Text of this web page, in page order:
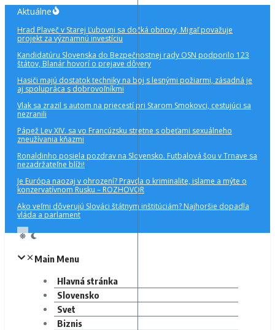
Preskočiť
obsah
Aktuálne
Hrad Plaveč v Starej Ľubovni sa dočká obnovy, Migaľ považuje
projekt za významnú investíciu
Kandidatúru Slovenska do Bezpečnostnej rady OSN podporilo 123
štátov, Blanár hovorí o prejave dôvery
Hasiči majú dostatok techniky na boj s lesnými požiarmi, zásadná je
aj spolupráca s dobrovoľníkmi
Vlak sa zrazil s autom na priecestí pri Starom Smokovci, cestujúci sa
nezranili
Pápež Lev XIV. sa vo Francúzsku stretne s obeťami sexuálneho
zneužívania kňazmi
Ronaldinho posiela pozdrav na Slovensko. Futbalová šou v Trnave sa
nezadržateľne blíži!
Je Európa naozaj v ohrození? Pravda o kriminalite, islame a mýte o
konzervatívnom Rusku – ROZHOVOR
Ako veľmi dôverujú Slováci štátnym inštitúciám? Najhoršie dopadla
vláda a parlament
Main Menu
Hlavná stránka
Slovensko
Svet
Biznis